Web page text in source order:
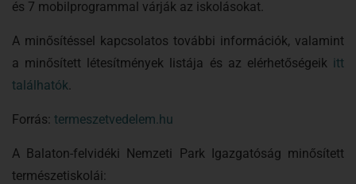
és 7 mobilprogrammal várják az iskolásokat.
A minősítéssel kapcsolatos további információk, valamint
a minősített létesítmények listája és az elérhetőségeik itt
találhatók.
Forrás: termeszetvedelem.hu
A Balaton-felvidéki Nemzeti Park Igazgatóság minősített
természetiskolái: